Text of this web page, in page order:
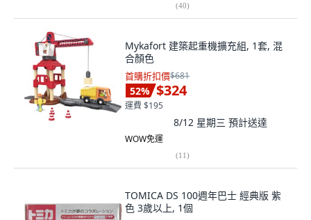
(40)
Mykafort 建築起重機擴充組, 1套, 混
合顏色
首購折扣價$681
52% $324
運費 $195
8/12 星期三 預計送達
WOW免運
(11)
TOMICA DS 100週年巴士 經典版 紫
色 3歲以上, 1個